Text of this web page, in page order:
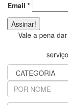
Email *
Vale a pena